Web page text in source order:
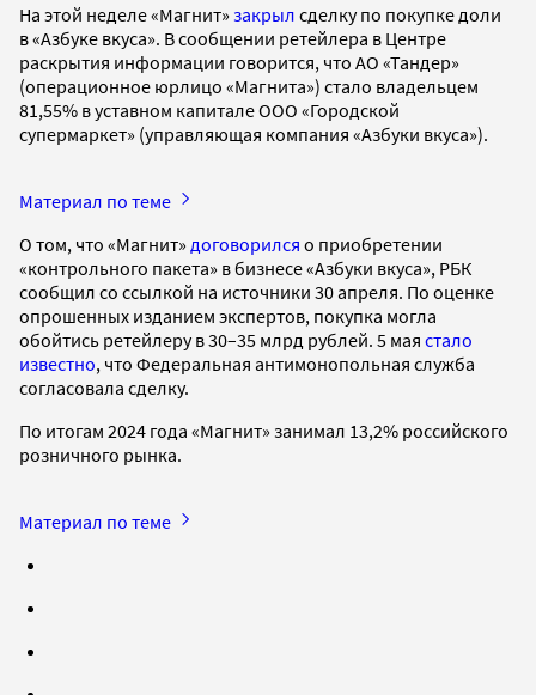
На этой неделе «Магнит» закрыл сделку по покупке доли
в «Азбуке вкуса». В сообщении ретейлера в Центре
раскрытия информации говорится, что АО «Тандер»
(операционное юрлицо «Магнита») стало владельцем
81,55% в уставном капитале ООО «Городской
супермаркет» (управляющая компания «Азбуки вкуса»).
Материал по теме
О том, что «Магнит» договорился о приобретении
«контрольного пакета» в бизнесе «Азбуки вкуса», РБК
сообщил со ссылкой на источники 30 апреля. По оценке
опрошенных изданием экспертов, покупка могла
обойтись ретейлеру в 30–35 млрд рублей. 5 мая стало
известно, что Федеральная антимонопольная служба
согласовала сделку.
По итогам 2024 года «Магнит» занимал 13,2% российского
розничного рынка.
Материал по теме